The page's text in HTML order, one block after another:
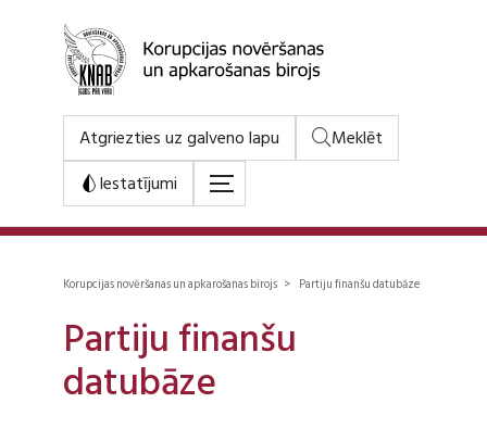
Atgriezties uz galveno lapu
Meklēt
Iestatījumi
Korupcijas novēršanas un apkarošanas birojs > Partiju finanšu datubāze
Partiju finanšu
datubāze